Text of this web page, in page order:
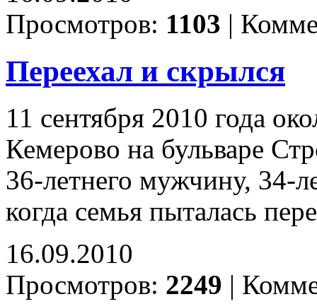
Просмотров: 1103 |
Переехал и скрылся
11 сентября 2010 года
Кемерово на бульваре
36-летнего мужчину,
когда семья пыталась
16.09.2010
Просмотров: 2249 |